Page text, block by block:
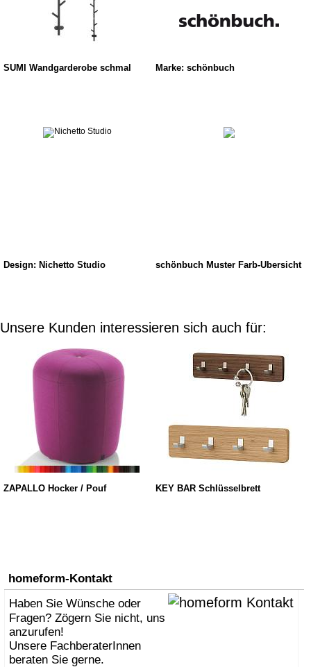
SUMI Wandgarderobe schmal Marke: schönbuch
Design: Nichetto Studio schönbuch Muster Farb-Übersicht
Unsere Kunden interessieren sich auch für:
ZAPALLO Hocker / Pouf KEY BAR Schlüsselbrett
homeform-Kontakt
Haben Sie Wünsche oder
Fragen? Zögern Sie nicht, uns
anzurufen!
Unsere FachberaterInnen
beraten Sie gerne.